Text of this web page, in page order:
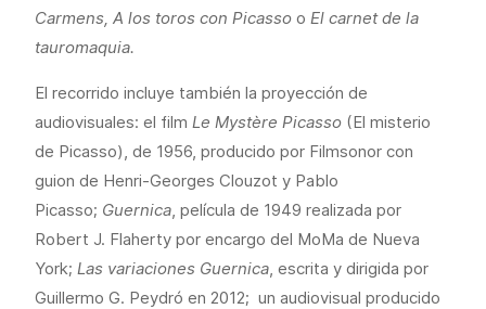
Carmens, A los toros con Picasso o El carnet de la
tauromaquia.
El recorrido incluye también la proyección de
audiovisuales: el film Le Mystère Picasso (El misterio
de Picasso), de 1956, producido por Filmsonor con
guion de Henri-Georges Clouzot y Pablo
Picasso; Guernica, película de 1949 realizada por
Robert J. Flaherty por encargo del MoMa de Nueva
York; Las variaciones Guernica, escrita y dirigida por
Guillermo G. Peydró en 2012; un audiovisual producido